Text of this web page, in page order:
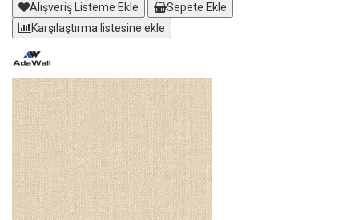
Alışveriş Listeme Ekle
Sepete Ekle
Karşılaştırma listesine ekle